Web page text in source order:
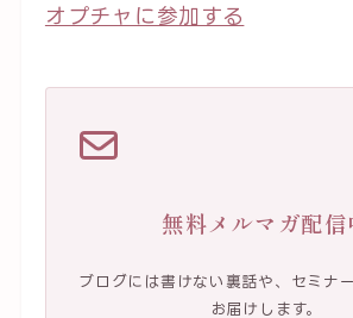
オプチャに参加する
無料メルマガ配信
ブログには書けない裏話や、セミナ
お届けします。